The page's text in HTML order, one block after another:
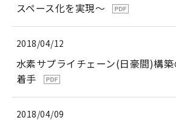
スペース化を実現～
2018/04/12
水素サプライチェーン(日豪間)構
着手
2018/04/09